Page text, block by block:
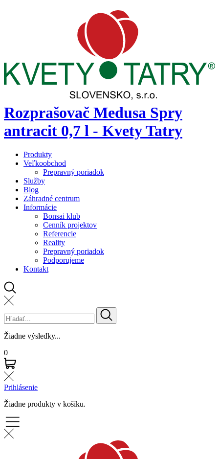
Rozprašovač Medusa Spry
antracit 0,7 l - Kvety Tatry
Produkty
Veľkoobchod
Prepravný poriadok
Služby
Blog
Záhradné centrum
Informácie
Bonsai klub
Cenník projektov
Referencie
Reality
Prepravný poriadok
Podporujeme
Kontakt
Žiadne výsledky...
0
Prihlásenie
Žiadne produkty v košíku.